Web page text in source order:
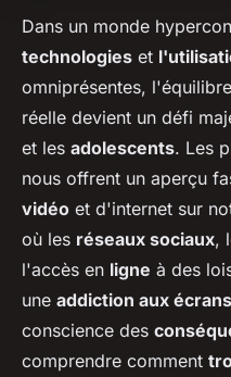
Dans un monde
technologies et
omniprésentes,
réelle devient un défi
et les adolescents. Les
nous offrent un aperçu
vidéo et d'internet sur
où les réseaux sociaux,
l'accès en ligne à des
une addiction aux écrans
conscience des
comprendre comment